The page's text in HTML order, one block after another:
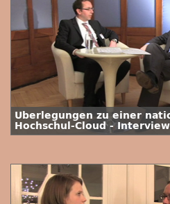
Überlegungen zu einer
Hochschul-Cloud -
habil. Christoph Igel